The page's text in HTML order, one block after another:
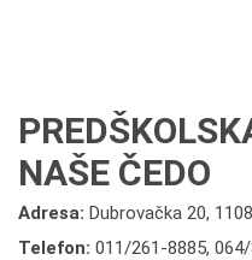
NAŠE ČEDO
Adresa: Dubrovačka 20,
Telefon: 011/261-8885,